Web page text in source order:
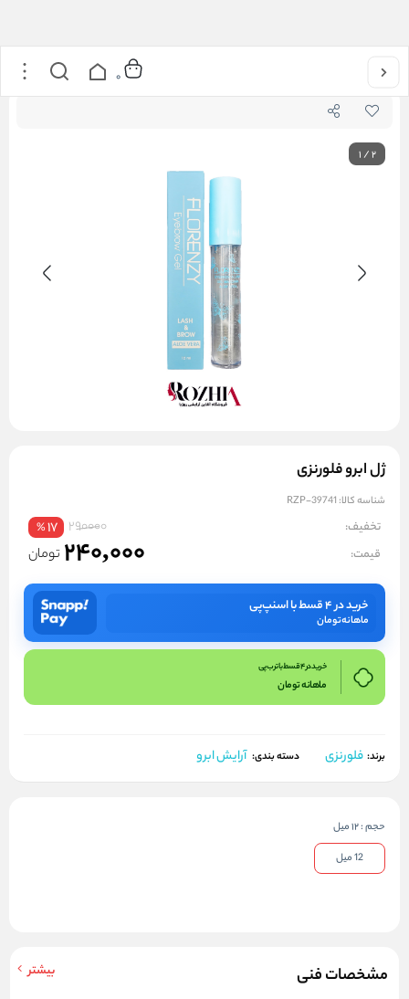
خانه 0
1/2
ژل ابرو فلورنزی
شناسه کالا: RZP-39741
تخفیف: 290000
17
%
قیمت: 240,000 تومان
خرید در ۴ قسط با اسنپ‌پی
ماهانهتومان
خرید در 4 قسط با ترب پی
ماهانهتومان
برند: فلورنزی دسته بندی: آرایش ابرو
مشخصات فنی بیشتر
حجم:12 میل
12 میل